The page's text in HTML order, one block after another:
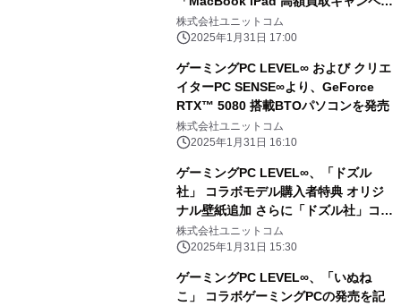
ン」を 2月1日から2月28日まで期間限
定で同時開催！ 対象商品の買取が最終
の日」開催日なら更に10％増額！
株式会社ユニットコム
2025年1月31日 17:00
ゲーミングPC LEVEL∞ および クリエ
イターPC SENSE∞より、GeForce
RTX™ 5080 搭載BTOパソコンを発売
株式会社ユニットコム
2025年1月31日 16:10
ゲーミングPC LEVEL∞、「ドズル
社」 コラボモデル購入者特典 オリジ
ナル壁紙追加 さらに「ドズル社」コラ
ボPC購入時に使える 5,000円OFF
WEBクーポン配布
株式会社ユニットコム
2025年1月31日 15:30
ゲーミングPC LEVEL∞、「いぬね
こ」 コラボゲーミングPCの発売を記